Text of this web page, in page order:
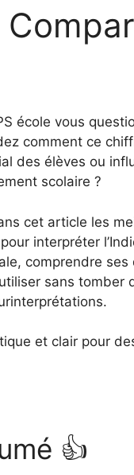
école vous
comment ce
des élèves ou
scolaire ?
cet article les
interpréter
comprendre ses
sans tomber
et clair pour
👍